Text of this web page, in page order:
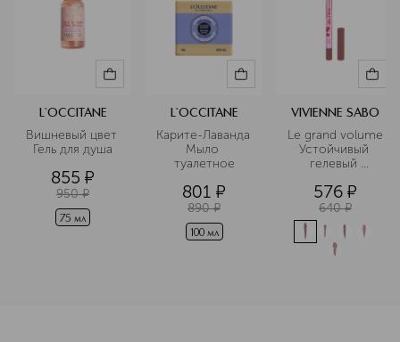
L`OCCITANE
Вишневый цвет
Гель для душа
855 ¤
950 ¤
75 мл
L`OCCITANE
Карите-Лаванда
Мыло
туалетное
801 ¤
890 ¤
100 мл
VIVIENNE SABO
Le grand volume
Устойчивый
гелевый
губ
576 ¤
640 ¤